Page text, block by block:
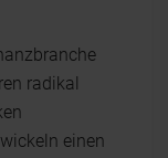
radikal
einen